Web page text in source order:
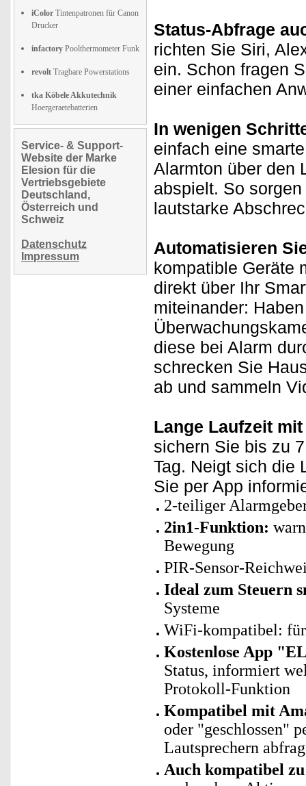
iColor Tintenpatronen für Canon
Drucker
infactory Poolthermometer Funk
revolt Tragbare Powerstations
tka Köbele Akkutechnik
Hoergeraetebatterien
Service- & Support-
Website der Marke
Elesion für die
Vertriebsgebiete
Deutschland,
Österreich und
Schweiz
Datenschutz
Impressum
Status-Abfrage
richten Sie Siri,
ein. Schon fragen
einer einfachen
In wenigen
einfach eine
Alarmton über den
abspielt. So
lautstarke
Automatisieren
kompatible Geräte
direkt über Ihr
miteinander:
diese bei Alarm
schrecken Sie
ab und sammeln
Lange Laufzeit
sichern Sie bis zu
Tag. Neigt sich die
Sie per App
2-teiliger
2in1-Funktion:
Bewegung
PIR-Sensor-
Ideal zum Steuern
Systeme
WiFi-kompatibel:
Kostenlose App
Status, informiert
Protokoll-Funktion
Kompatibel mit
oder "geschlossen"
Lautsprechern
Auch kompatibel